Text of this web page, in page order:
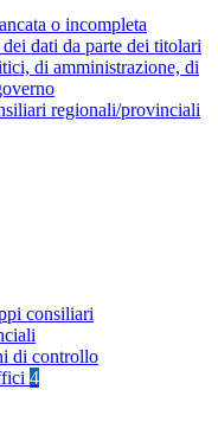
o incompleta
dati da parte dei titolari
di amministrazione, di
regionali/provinciali
consiliari
di controllo
4